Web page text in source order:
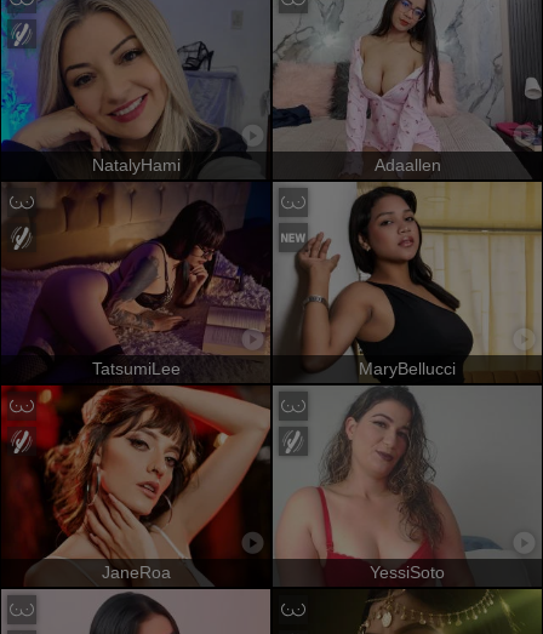
NatalyHami Adaallen
TatsumiLee MaryBellucci
JaneRoa YessiSoto